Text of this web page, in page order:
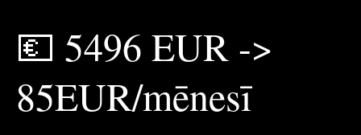
💶 5496 EUR ->
85EUR/mēnesī